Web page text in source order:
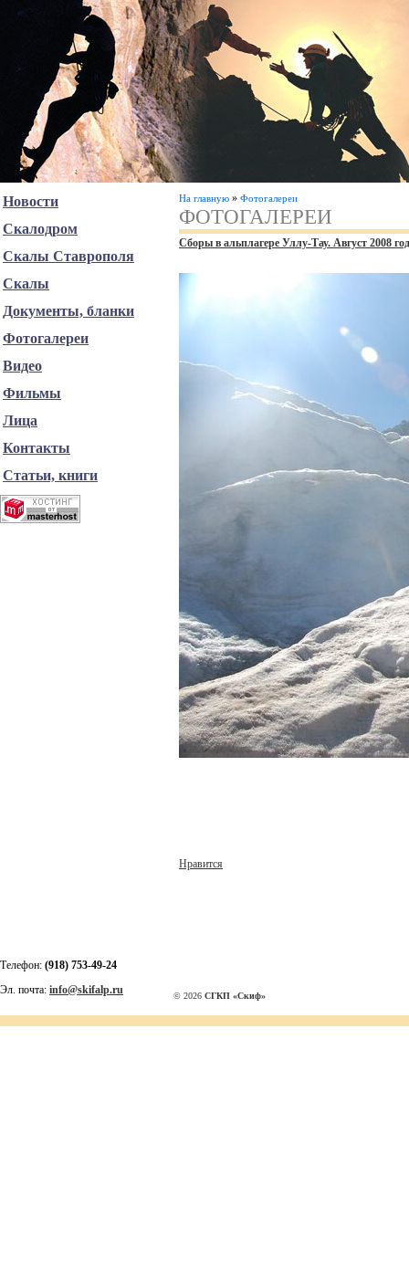
На главную » Фотогалереи
ФОТОГАЛЕРЕИ
Сборы в альплагере Уллу-Тау. Август 2008
Нравится
Новости
Скалодром
Скалы Ставрополя
Скалы
Документы, бланки
Фотогалереи
Видео
Фильмы
Лица
Контакты
Статьи, книги
Телефон: (918) 753-49-24
Эл. почта: info@skifalp.ru © 2026 СГКП «Скиф»